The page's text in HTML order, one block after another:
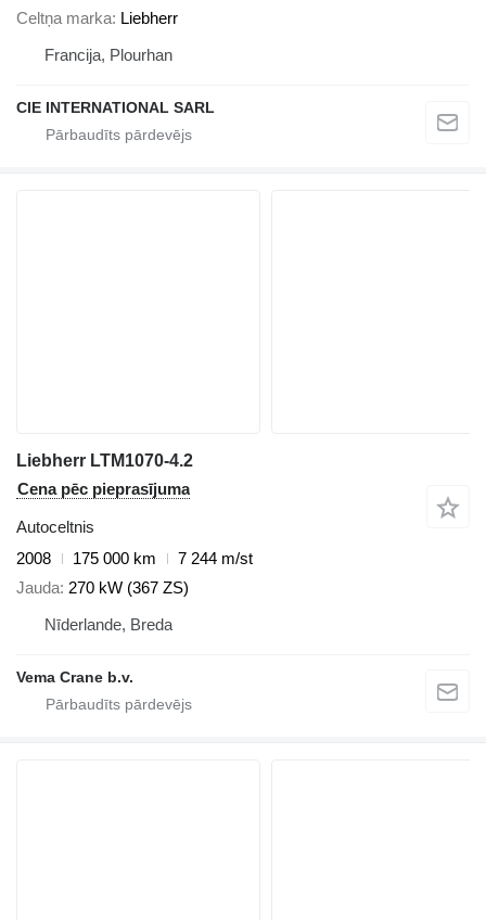
Celtņa marka Liebherr
Francija, Plourhan
CIE INTERNATIONAL SARL
Liebherr LTM1070-4.2
Cena pēc pieprasījuma
Autoceltnis
2008
175 000 km
7 244 m/st
Jauda 270 kW (367 ZS)
Nīderlande, Breda
Vema Crane b.v.